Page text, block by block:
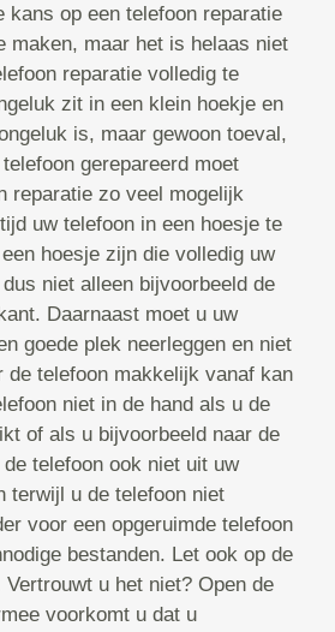
kans op een telefoon reparatie
maken, maar het is helaas niet
reparatie volledig te
zit in een klein hoekje en
is, maar gewoon toeval,
gerepareerd moet
reparatie zo veel mogelijk
uw telefoon in een hoesje te
hoesje zijn die volledig uw
niet alleen bijvoorbeeld de
Daarnaast moet u uw
goede plek neerleggen en niet
de telefoon makkelijk vanaf kan
niet in de hand als u de
of als u bijvoorbeeld naar de
telefoon ook niet uit uw
terwijl u de telefoon niet
voor een opgeruimde telefoon
bestanden. Let ook op de
u het niet? Open de
voorkomt u dat u